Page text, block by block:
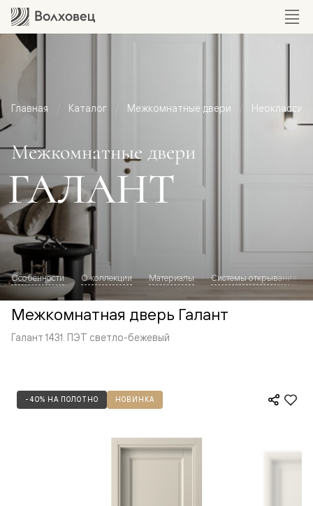
Главная Каталог Межкомнатные двери Неоклассика
Межкомнатные двери
ГАЛАНТ
Особенности О коллекции Материалы Системы открывания
Межкомнатная дверь Галант
Галант 1431. ПЭТ светло-бежевый
-40% НА ПОЛОТНО НОВИНКА